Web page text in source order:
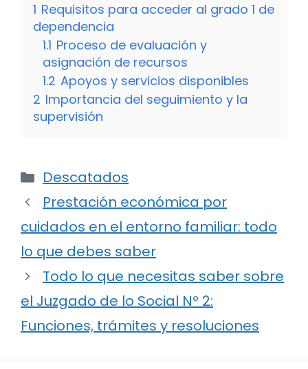
1 Requisitos para acceder al grado 1 de
dependencia
1.1 Proceso de evaluación y
asignación de recursos
1.2 Apoyos y servicios disponibles
2 Importancia del seguimiento y la
supervisión
Categorías
Descatados
Prestación económica por
cuidados en el entorno familiar: todo
lo que debes saber
Todo lo que necesitas saber sobre
el Juzgado de lo Social Nº 2:
Funciones, trámites y resoluciones